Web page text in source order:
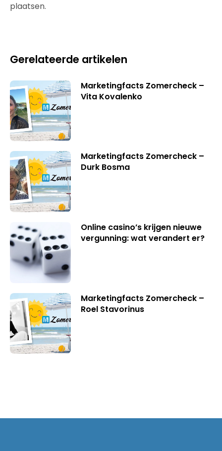
plaatsen.
Gerelateerde artikelen
Marketingfacts Zomercheck –
Vita Kovalenko
Marketingfacts Zomercheck –
Durk Bosma
Online casino’s krijgen nieuwe
vergunning: wat verandert er?
Marketingfacts Zomercheck –
Roel Stavorinus